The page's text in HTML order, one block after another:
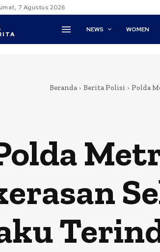
7 Agustus 2026
NEWS WOMEN
Beranda Berita Polisi Polda